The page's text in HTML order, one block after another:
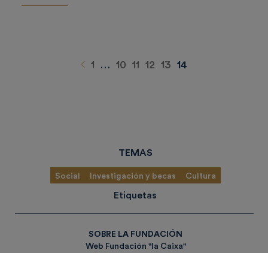
Anterior
1 … 10 11 12 13 14
TEMAS
Social Investigación y becas Cultura
Etiquetas
SOBRE LA FUNDACIÓN
Web Fundación "la Caixa"